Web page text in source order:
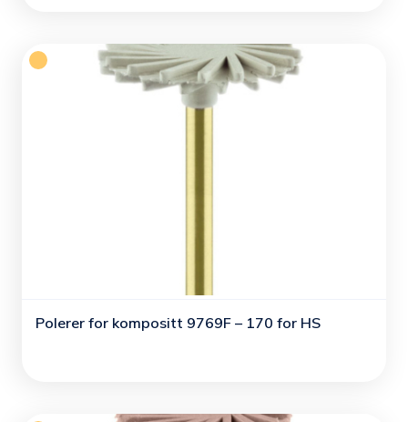
Polerer for kompositt 9769F – 170 for HS